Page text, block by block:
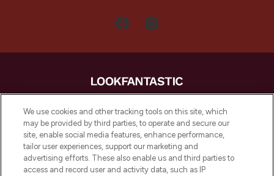
LOOKFANTASTIC is de ultieme online
beautybestemming van Europa, met de
beste huidverzorging, haarproducten en
make-up van meer dan 200 topmerken.
Shop online of via de app, met gratis
verzending vanaf €40.
We use cookies and other tracking tools on this site, which
may be provided by third parties, to operate and secure our
site, enable social media features, enhance performance,
tailor user experiences, support our marketing and
advertising efforts. These also enable us and third parties to
access and record user and activity data, such as IP